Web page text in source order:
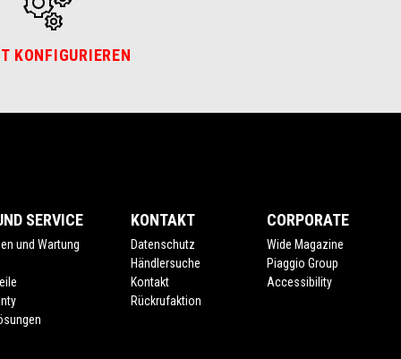
KONFIGURIEREN
SERVICE
und Wartung
KONTAKT
Datenschutz
Händlersuche
Kontakt
Rückrufaktion
CORPORATE
Wide Magazine
Piaggio Group
Accessibility